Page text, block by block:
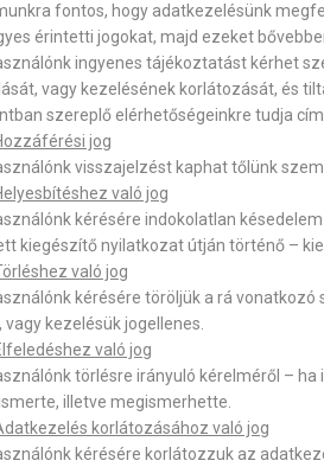
fontos, hogy adatkezelésünk
érintetti jogokat, majd ezeket
ingyenes tájékoztatást kérhet
vagy kezelésének korlátozását, és
szereplő elérhetőségeinkre tudja
jog
visszajelzést kaphat tőlünk
való jog
kérésére indokolatlan
kiegészítő nyilatkozat útján történő –
való jog
kérésére töröljük a rá
vagy kezelésük jogellenes.
való jog
törlésre irányuló kérelméről –
illetve megismerhette.
korlátozásához való jog
kérésére korlátozzuk az